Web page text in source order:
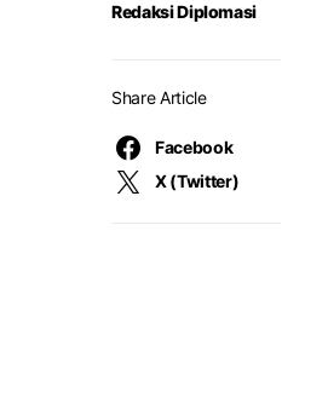
Redaksi Diplomasi
Share Article
Facebook
X (Twitter)